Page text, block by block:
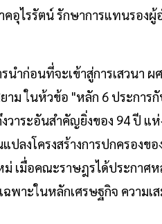
คอุไรรัตน์ รักษาการแทนรอง
รนำก่อนที่จะเข้าสู่การเสวนา
าม ในห้วข้อ "หลัก 6 ประการกั
งวาระอันสำคัญยิ่งของ 94 ปี
แปลงโครงสร้างการปกครองข
ม่ เมื่อคณะราษฎรได้ประกาศ
ฉพาะในหลักเศรษฐกิจ ความเ